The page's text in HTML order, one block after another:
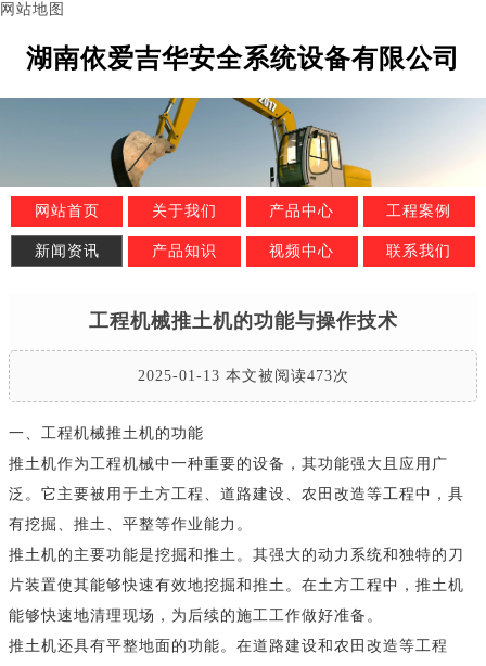
网站地图
湖南依爱吉华安全系统设备有限公司
网站首页 关于我们 产品中心 工程案例
新闻资讯 产品知识 视频中心 联系我们
工程机械推土机的功能与操作技术
2025-01-13 本文被阅读473次
一、工程机械推土机的功能
推土机作为工程机械中一种重要的设备，其功能强大且应用广
泛。它主要被用于土方工程、道路建设、农田改造等工程中，具
有挖掘、推土、平整等作业能力。
推土机的主要功能是挖掘和推土。其强大的动力系统和独特的刀
片装置使其能够快速有效地挖掘和推土。在土方工程中，推土机
能够快速地清理现场，为后续的施工工作做好准备。
推土机还具有平整地面的功能。在道路建设和农田改造等工程